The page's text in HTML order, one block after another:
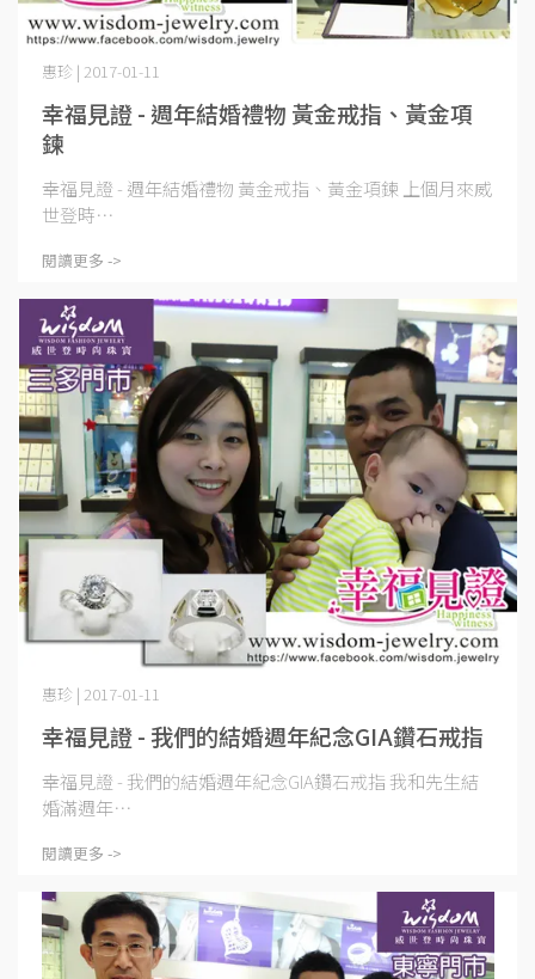
幸福見證 - 週年結婚禮物 黃金戒指、黃金項
鍊
惠珍 | 2017-01-11
幸福見證 - 週年結婚禮物 黃金戒指、黃金項鍊 上個月來威
世登時⋯
閱讀更多 ->
幸福見證 - 我們的結婚週年紀念GIA鑽石戒指
惠珍 | 2017-01-11
幸福見證 - 我們的結婚週年紀念GIA鑽石戒指 我和先生結
婚滿週年⋯
閱讀更多 ->